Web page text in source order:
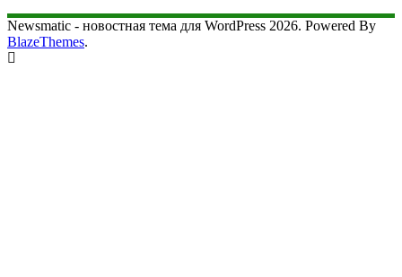
Newsmatic - новостная тема для WordPress 2026. Powered By
BlazeThemes.